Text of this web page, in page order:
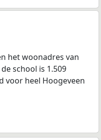
het woonadres van
school is 1.509
voor heel Hoogeveen